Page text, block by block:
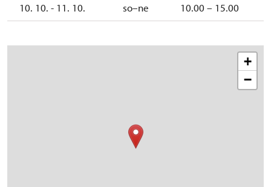
10. 10. - 11. 10. so–ne 10.00 – 15.00
+
−